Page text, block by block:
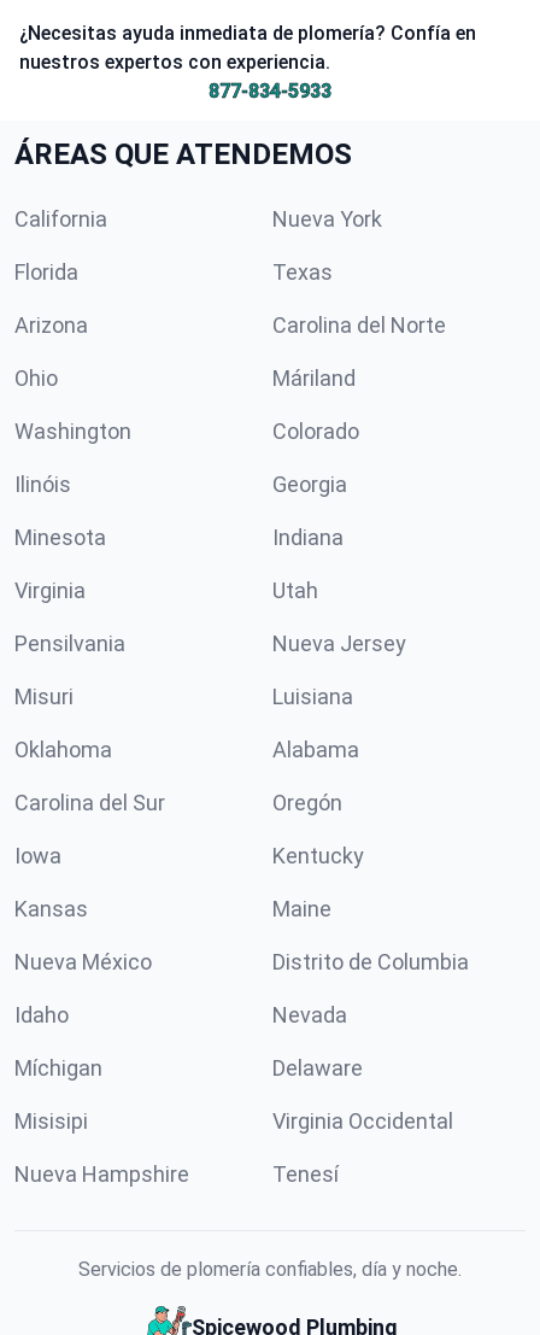
¿Necesitas ayuda inmediata de plomería? Confía en
nuestros expertos con experiencia.
877-834-5933
ÁREAS QUE ATENDEMOS
California Nueva York
Florida Texas
Arizona Carolina del Norte
Ohio Máriland
Washington Colorado
Ilinóis Georgia
Minesota Indiana
Virginia Utah
Pensilvania Nueva Jersey
Misuri Luisiana
Oklahoma Alabama
Carolina del Sur Oregón
Iowa Kentucky
Kansas Maine
Nueva México Distrito de Columbia
Idaho Nevada
Míchigan Delaware
Misisipi Virginia Occidental
Nueva Hampshire Tenesí
Servicios de plomería confiables, día y noche.
Spicewood Plumbing